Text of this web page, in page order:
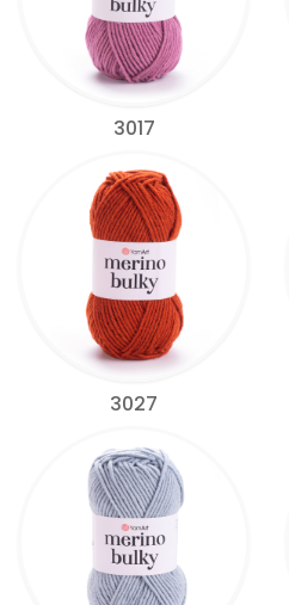
3017
3027